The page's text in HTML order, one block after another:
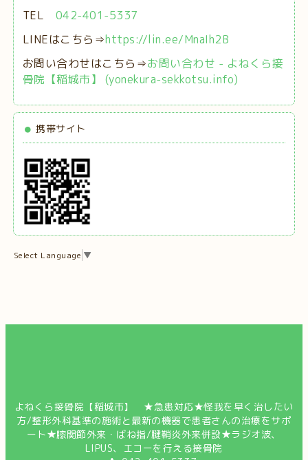
TEL 042-401-5337
LINEはこちら⇒https://lin.ee/MnaIh2B
お問い合わせはこちら⇒お問い合わせ - よねくら接
骨院【稲城市】 (yonekura-sekkotsu.info)
携帯サイト
Select Language ▼
よねくら接骨院【稲城市】 ★急患対応★怪我を早く治したい
方/整形外科基準の施術と最新の機器で患者さんの治療をサポ
ート★膝関節外来・ばね指/腱鞘炎外来併設★ラジオ波、
LIPUS、エコーを行える接骨院